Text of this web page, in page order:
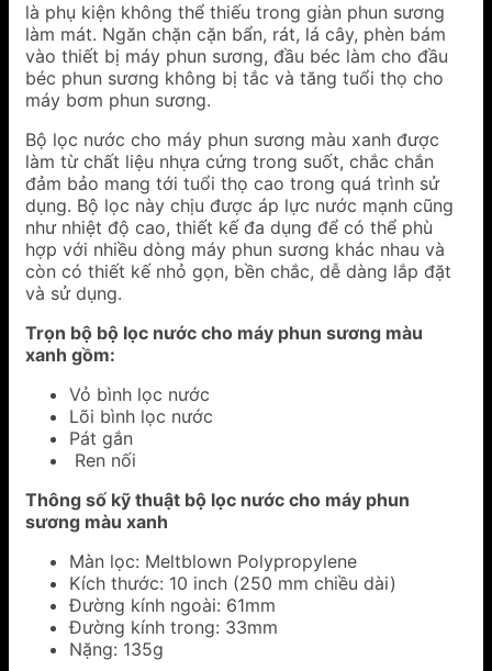
là phụ kiện không thể thiếu trong giàn phun sương
làm mát. Ngăn chặn cặn bẩn, rát, lá cây, phèn bám
vào thiết bị máy phun sương, đầu béc làm cho đầu
béc phun sương không bị tắc và tăng tuổi thọ cho
máy bơm phun sương.
Bộ lọc nước cho máy phun sương màu xanh được
làm từ chất liệu nhựa cứng trong suốt, chắc chắn
đảm bảo mang tới tuổi thọ cao trong quá trình sử
dụng. Bộ lọc này chịu được áp lực nước mạnh cũng
như nhiệt độ cao, thiết kế đa dụng để có thể phù
hợp với nhiều dòng máy phun sương khác nhau và
còn có thiết kế nhỏ gọn, bền chắc, dễ dàng lắp đặt
và sử dụng.
Trọn bộ bộ lọc nước cho máy phun sương màu
xanh gồm:
Vỏ bình lọc nước
Lõi bình lọc nước
Pát gắn
Ren nối
Thông số kỹ thuật bộ lọc nước cho máy phun
sương màu xanh
Màn lọc: Meltblown Polypropylene
Kích thước: 10 inch (250 mm chiều dài)
Đường kính ngoài: 61mm
Đường kính trong: 33mm
Nặng: 135g